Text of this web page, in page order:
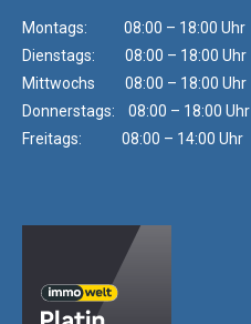
Montags: 08:00 – 18:00 Uhr
Dienstags: 08:00 – 18:00 Uhr
Mittwochs 08:00 – 18:00 Uhr
Donnerstags: 08:00 – 18:00 Uhr
Freitags: 08:00 – 14:00 Uhr